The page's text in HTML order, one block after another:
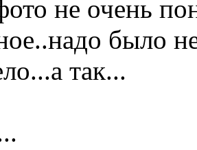
не очень
было
так...